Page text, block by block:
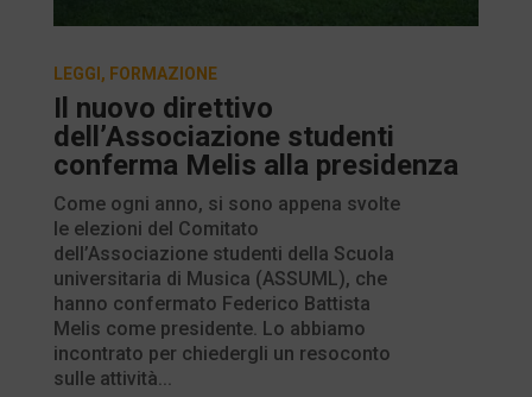
Il nuovo direttivo
dell’Associazione studenti
conferma Melis alla presidenza
LEGGI , FORMAZIONE
Come ogni anno, si sono appena svolte
le elezioni del Comitato
dell’Associazione studenti della Scuola
universitaria di Musica (ASSUML), che
hanno confermato Federico Battista
Melis come presidente. Lo abbiamo
incontrato per chiedergli un resoconto
sulle attività...